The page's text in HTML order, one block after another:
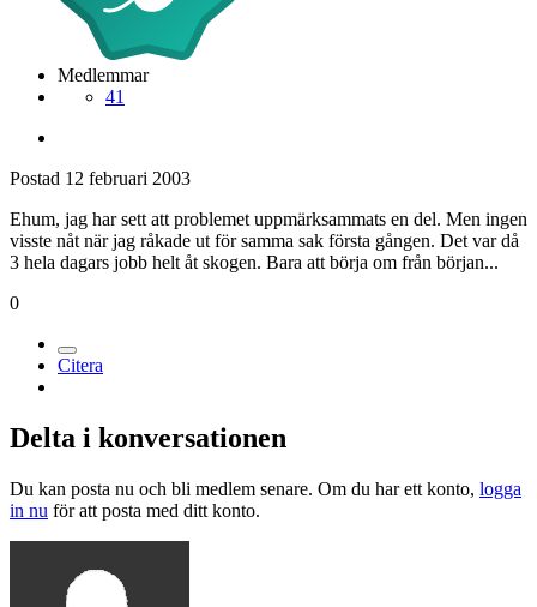
Medlemmar
41
Postad 12 februari 2003
Ehum, jag har sett att problemet uppmärksammats en del. Men ingen
visste nåt när jag råkade ut för samma sak första gången. Det var då
3 hela dagars jobb helt åt skogen. Bara att börja om från början...
0
Citera
Delta i konversationen
Du kan posta nu och bli medlem senare. Om du har ett konto, logga
in nu för att posta med ditt konto.